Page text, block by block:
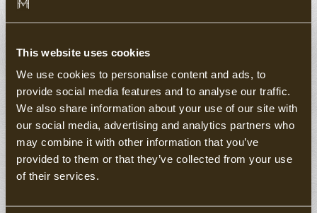
This website uses cookies
We use cookies to personalise content and ads, to
provide social media features and to analyse our traffic.
We also share information about your use of our site with
our social media, advertising and analytics partners who
may combine it with other information that you’ve
provided to them or that they’ve collected from your use
of their services.
De "Ridderzaal" in ons Kasteel
Unieke ambiance in een historisch kasteel (Slot
Hotel)
Sfeervolle, besloten setting
Flexibel in te richten voor elke groepsgrootte